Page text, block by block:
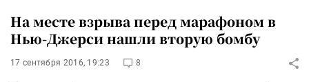
На месте взрыва перед марафоном в
Нью-Джерси нашли вторую бомбу
17 сентября 2016, 19:23 8